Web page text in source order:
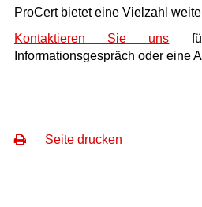
ProCert bietet eine Vielzahl
Kontaktieren Sie uns für
Informationsgespräch oder eine
Seite drucken